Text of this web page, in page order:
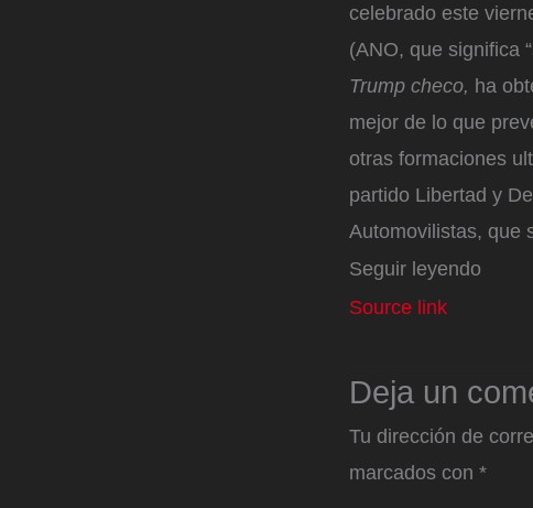
celebrado este
(ANO, que significa
Trump checo, ha
mejor de lo que
otras formaciones
partido Libertad y
Automovilistas, que
Seguir leyendo
Source link
Deja un
Tu dirección de
marcados con *